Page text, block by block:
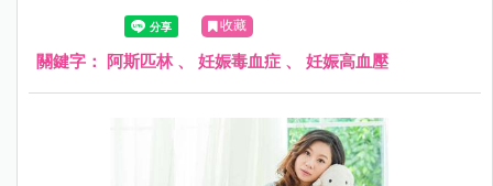
產，甚至危及孕婦及胎兒的生命。頂尖的新英格蘭醫學期刊
（New England Journal of Medicine）在2017年8月刊登一項
研究，證實低劑量阿斯匹林可以預防妊娠毒血症。
收藏
關鍵字： 阿斯匹林、 妊娠毒血症 、 妊娠高血壓